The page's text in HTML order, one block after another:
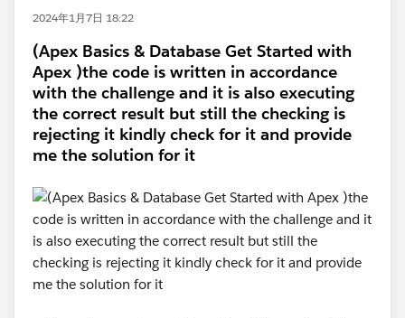
2024年1月7日 18:22
(Apex Basics & Database Get Started with
Apex )the code is written in accordance
with the challenge and it is also executing
the correct result but still the checking is
rejecting it kindly check for it and provide
me the solution for it